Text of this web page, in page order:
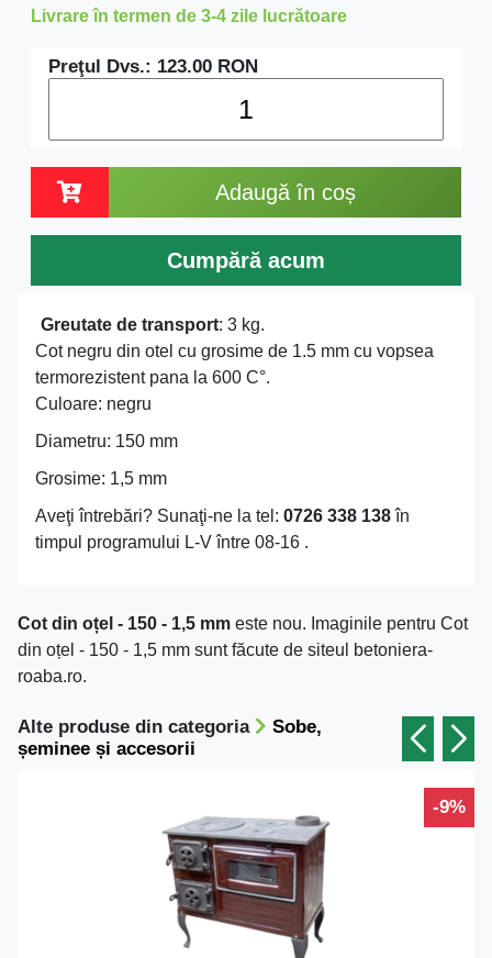
Livrare în termen de 3-4 zile lucrătoare
Preţul Dvs.: 123.00 RON
Adaugă în coș
Cumpără acum
Greutate de transport: 3 kg.
Cot negru din otel cu grosime de 1.5 mm cu vopsea
termorezistent pana la 600 C°.
Culoare: negru
Diametru: 150 mm
Grosime: 1,5 mm
Aveţi întrebări? Sunaţi-ne la tel: 0726 338 138în
timpul programului L-V între 08-16 .
Cot din oțel - 150 - 1,5 mm este nou. Imaginile pentru Cot
din oțel - 150 - 1,5 mm sunt făcute de siteul betoniera-
roaba.ro.
Alte produse din categoria
Sobe,
șeminee și accesorii
-9%